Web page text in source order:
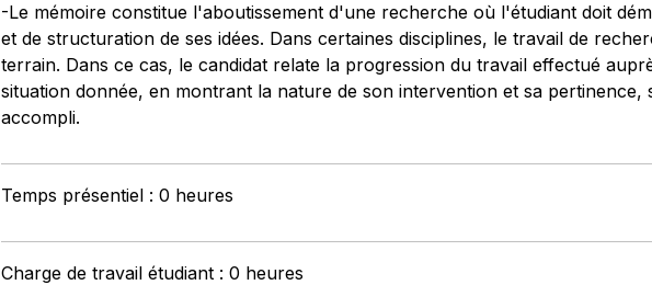
-Le mémoire constitue l'aboutissement d'une recherche où l'étudiant doit
et de structuration de ses idées. Dans certaines disciplines, le travail de
terrain. Dans ce cas, le candidat relate la progression du travail effectué
situation donnée, en montrant la nature de son intervention et sa
accompli.
Temps présentiel : 0 heures
Charge de travail étudiant : 0 heures